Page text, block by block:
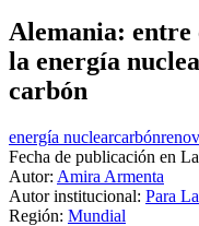
Alemania: entre
la energía
carbón
energía nuclearcarbón
Fecha de publicación en
Autor: Amira Armenta
Autor institucional: Para
Región: Mundial